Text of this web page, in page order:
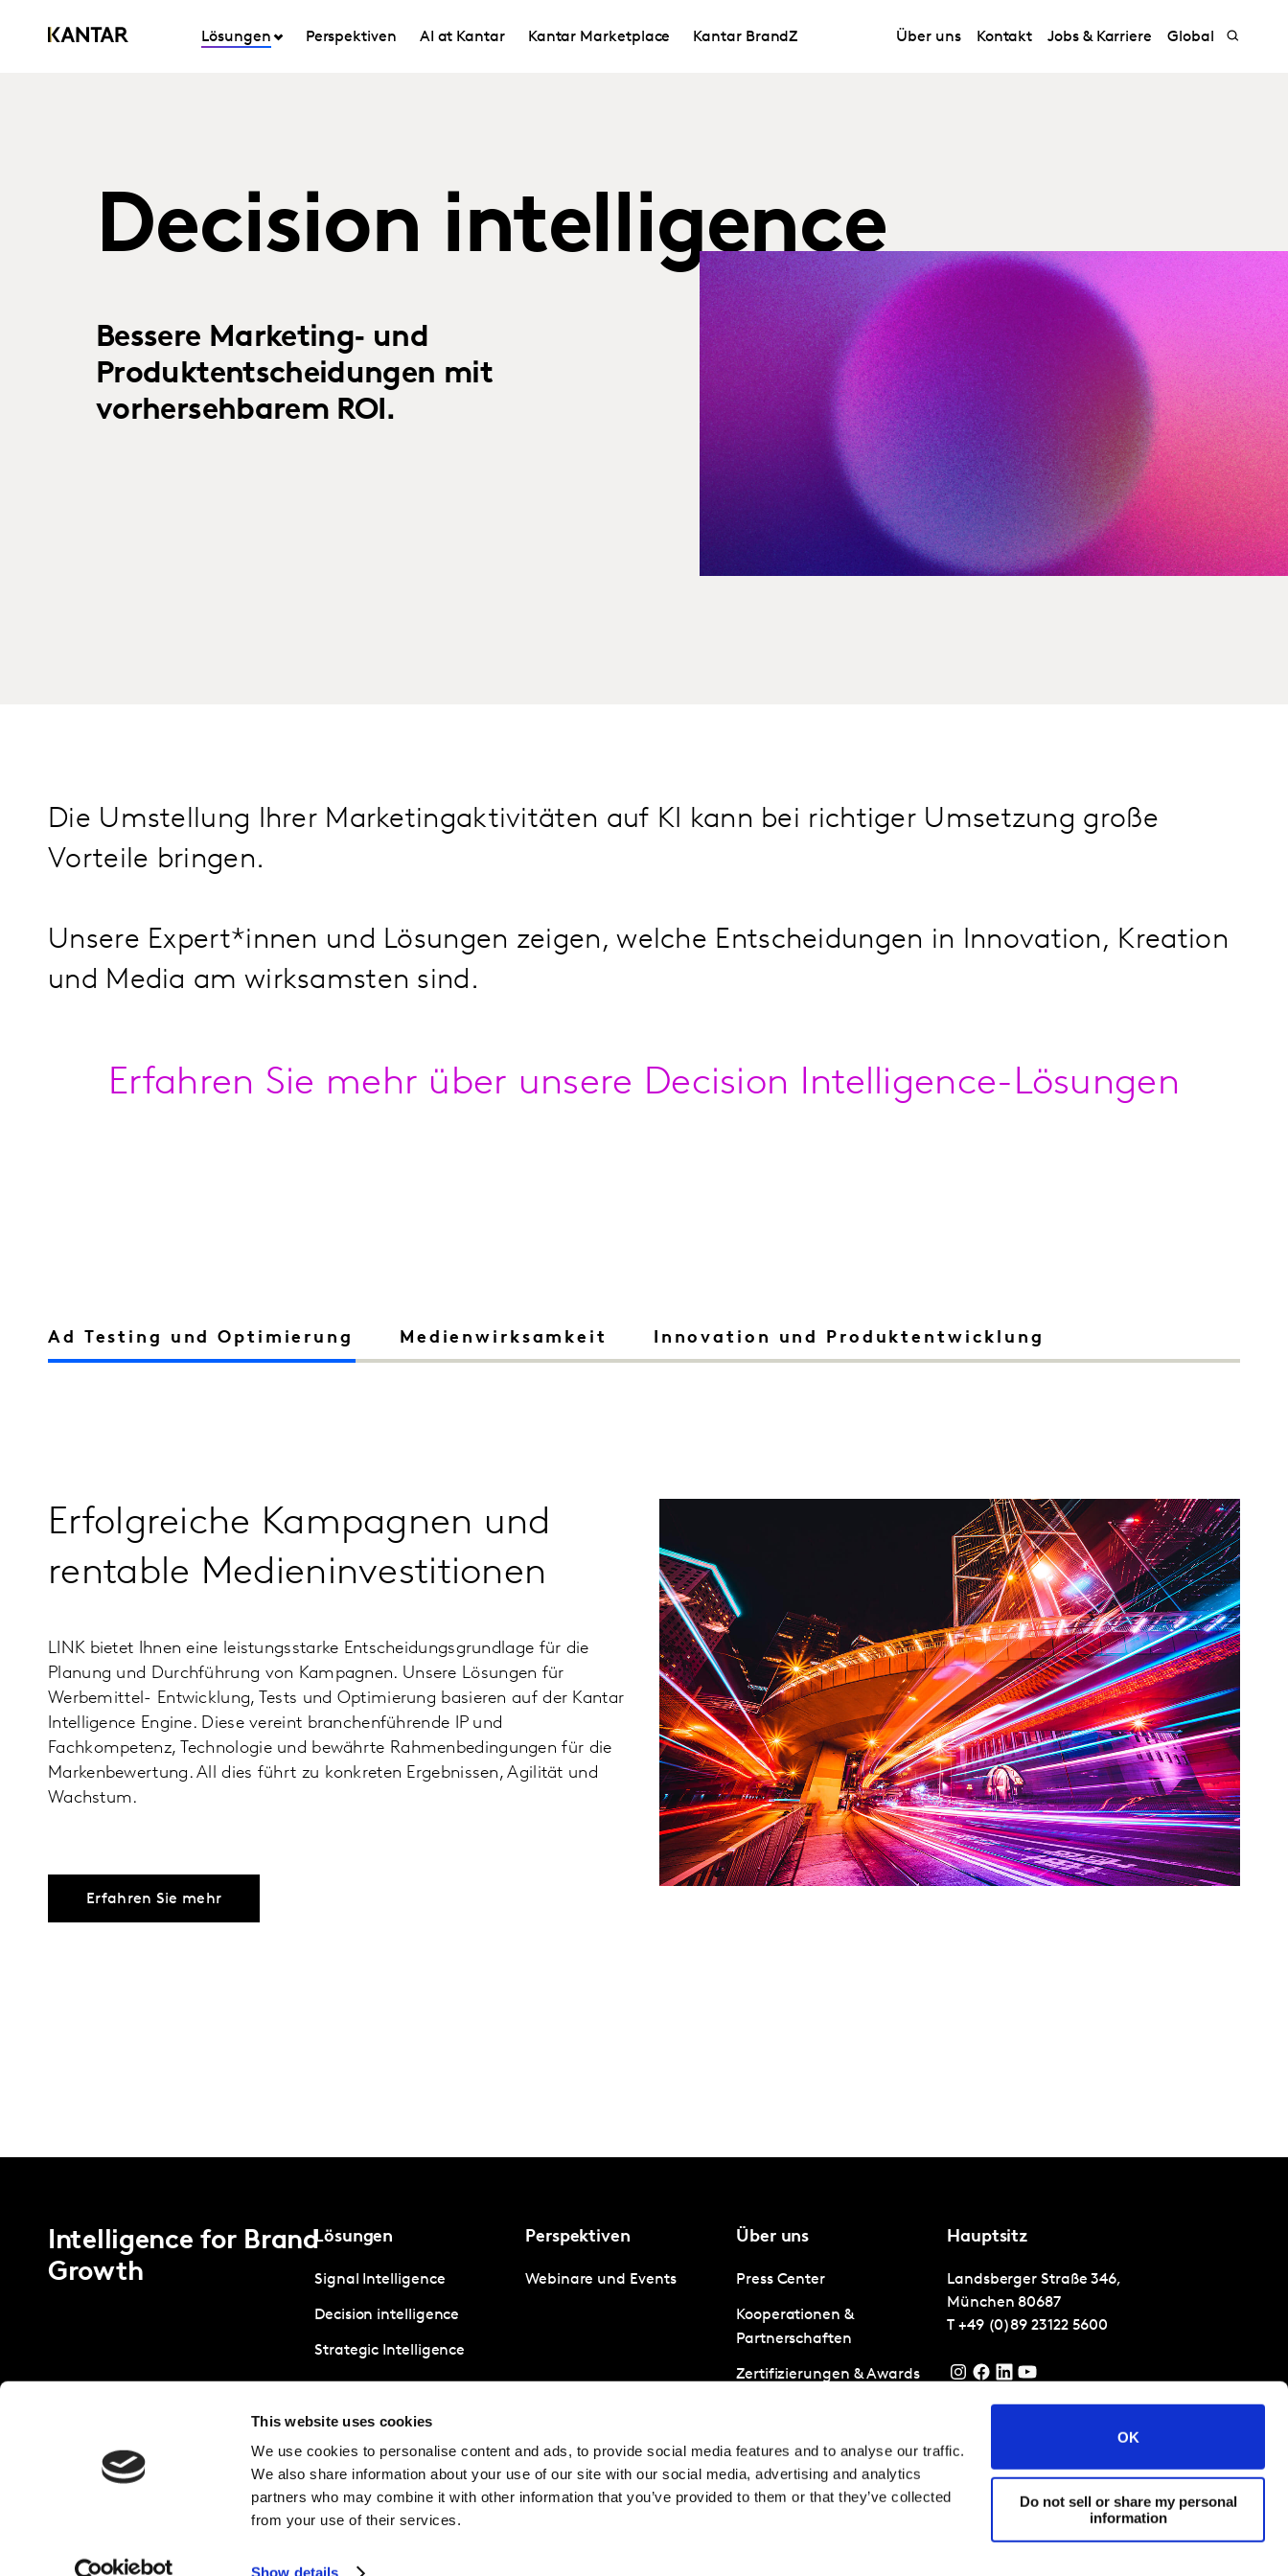
This website uses cookies
We use cookies to personalise content and ads, to provide social media features and to analyse our traffic.
We also share information about your use of our site with our social media, advertising and analytics
partners who may combine it with other information that you’ve provided to them or that they’ve collected
from your use of their services.
Show details
OK
Do not sell or share my personal
information
Lösungen Perspektiven AI at Kantar Kantar Marketplace Kantar BrandZ Über uns Kontakt Jobs & Karriere Global
Decision intelligence
Bessere Marketing‑ und
Produktentscheidungen mit
vorhersehbarem ROI.
Die Umstellung Ihrer Marketingaktivitäten auf KI kann bei richtiger Umsetzung große
Vorteile bringen.
Unsere Expert*innen und Lösungen zeigen, welche Entscheidungen in Innovation, Kreation
und Media am wirksamsten sind.
Erfahren Sie mehr über unsere Decision Intelligence-Lösungen
Ad Testing und Optimierung Medienwirksamkeit Innovation und Produktentwicklung
Erfolgreiche Kampagnen und
rentable Medieninvestitionen
LINK bietet Ihnen eine leistungsstarke Entscheidungsgrundlage für die
Planung und Durchführung von Kampagnen. Unsere Lösungen für
Werbemittel- Entwicklung, Tests und Optimierung basieren auf der Kantar
Intelligence Engine. Diese vereint branchenführende IP und
Fachkompetenz, Technologie und bewährte Rahmenbedingungen für die
Markenbewertung. All dies führt zu konkreten Ergebnissen, Agilität und
Wachstum.
Erfahren Sie mehr
Intelligence for Brand
Growth
Lösungen
Signal Intelligence
Decision intelligence
Strategic Intelligence
Perspektiven
Webinare und Events
Über uns
Press Center
Kooperationen &
Partnerschaften
Zertifizierungen & Awards
Inklusion und Vielfalt bei
Kantar
Hauptsitz
Landsberger Straße 346,
München 80687
T +49 (0)89 23122 5600